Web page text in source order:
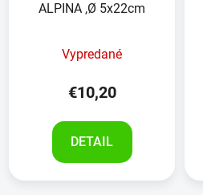
ALPINA ,Ø 5x22cm
Vypredané
€10,20
DETAIL